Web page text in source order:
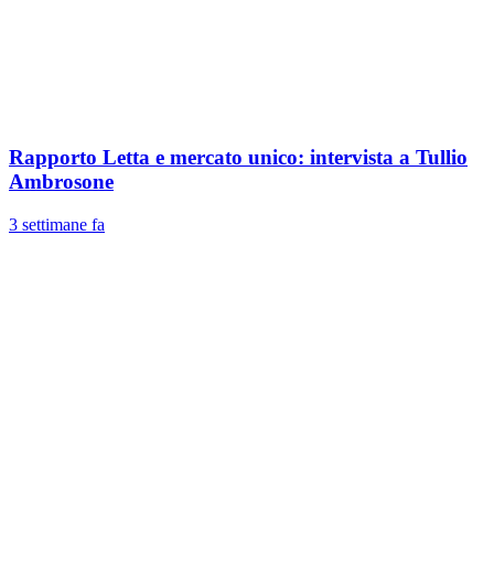
Rapporto Letta e mercato unico: intervista a Tullio
Ambrosone
3 settimane fa